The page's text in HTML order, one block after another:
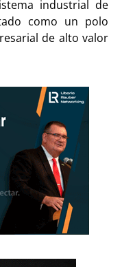
industrial de
como un polo
de alto valor